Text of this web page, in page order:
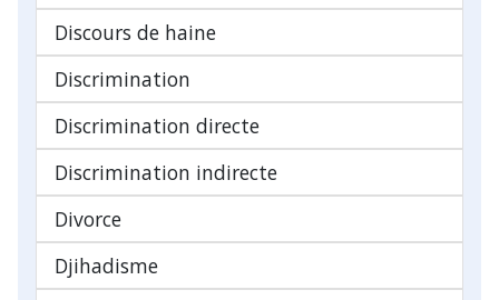
Discours de haine
Discrimination
Discrimination directe
Discrimination indirecte
Divorce
Djihadisme